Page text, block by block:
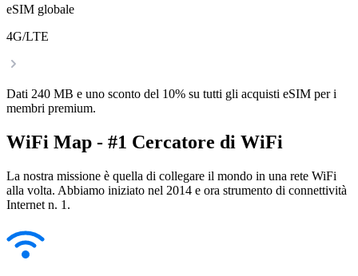
eSIM globale
4G/LTE
Dati 240 MB e uno sconto del 10% su tutti gli acquisti eSIM per i
membri premium.
WiFi Map - #1 Cercatore di WiFi
La nostra missione è quella di collegare il mondo in una rete WiFi
alla volta. Abbiamo iniziato nel 2014 e ora strumento di connettività
Internet n. 1.